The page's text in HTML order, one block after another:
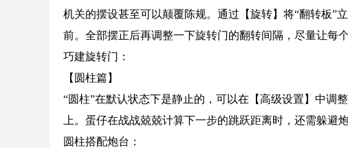
机关的摆设甚至可以颠覆陈规。通过【旋转】将“翻转板”
前。全部摆正后再调整一下旋转门的翻转间隔，尽量让每
巧建旋转门：
【圆柱篇】
“圆柱”在默认状态下是静止的，可以在【高级设置】中调
上。蛋仔在战战兢兢计算下一步的跳跃距离时，还需躲避
圆柱搭配炮台：